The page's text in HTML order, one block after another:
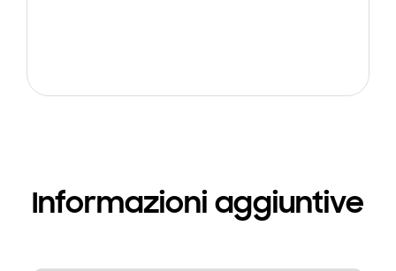
Informazioni aggiuntive